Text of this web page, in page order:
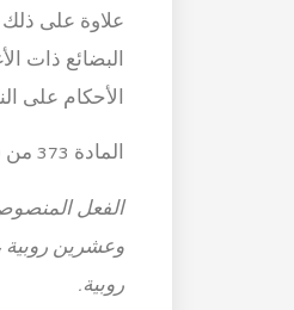
البضائع ذات
الأحكام على
المادة 373 من قانون العقوبات
وعشرين روبية
روبية.